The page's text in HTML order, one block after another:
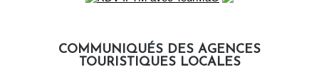
COMMUNIQUÉS DES AGENCES
TOURISTIQUES LOCALES